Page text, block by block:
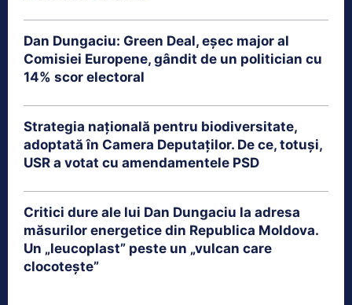
Dan Dungaciu: Green Deal, eșec major al
Comisiei Europene, gândit de un politician cu
14% scor electoral
Strategia națională pentru biodiversitate,
adoptată în Camera Deputaților. De ce, totuși,
USR a votat cu amendamentele PSD
Critici dure ale lui Dan Dungaciu la adresa
măsurilor energetice din Republica Moldova.
Un „leucoplast” peste un „vulcan care
clocotește”